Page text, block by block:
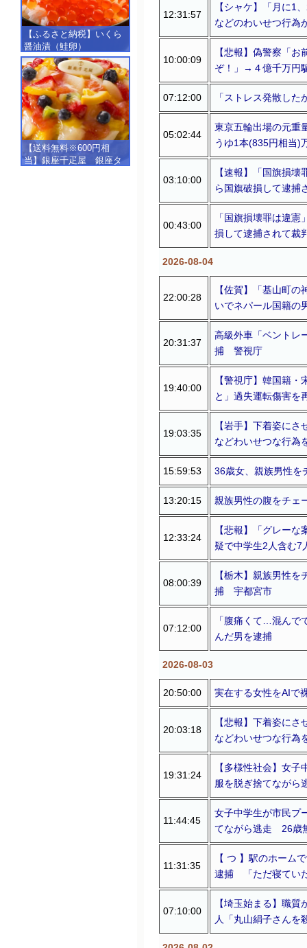
【ふるさと納税】いくら
醤油漬（鮭卵）
【500g（250g×2）】
【送料無料※600円相
当】銀座千疋屋 銀座タ
12:31:57
【シャケ】「月に1
などのわいせつ行
10:00:09
【悲報】偽警察「
ぞ！」→４億千万円
07:12:00 「ストレス発散し
05:02:44
東京五輪出場の元重
うゆ1本(835円相当)
03:10:00
【速報】「国旗損
ら国旗破損して逮捕
00:43:00
「国旗損壊罪は違
損して逮捕されて裁
2026-08-04
22:00:28
【佐賀】「基山町
いでネパール国籍の
20:31:37
高級外車「ベントレ
捕 警視庁
19:40:00
【警視庁】韓国籍
と」過失運転傷害を
19:03:35
【岩手】下着姿に
などわいせつな行為
15:59:53 36歳女、親族男性を
13:20:15 親族男性の腹をチェ
12:33:24
【悲報】「グレー
疑で中学生2人含む7
08:00:39
【栃木】親族男性
捕 宇都宮市
07:12:00
「腹痛くて…混んで
んだ男を逮捕
2026-08-03
20:50:00 実在する女性をAIで
20:03:18
【悲報】下着姿に
などわいせつな行為
19:31:24
【多様性社会】女
服を脱ぎ捨てなが
11:44:45
女子中学生が市民プ
てながら逃走 26歳
11:31:35
【 つ 】駅のホーム
逮捕 「ただ寝てい
07:10:00
【埼玉始まる】職
人「丸山絹子さんを